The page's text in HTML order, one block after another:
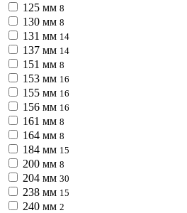
125 мм 8
130 мм 8
131 мм 14
137 мм 14
151 мм 8
153 мм 16
155 мм 16
156 мм 16
161 мм 8
164 мм 8
184 мм 15
200 мм 8
204 мм 30
238 мм 15
240 мм 2